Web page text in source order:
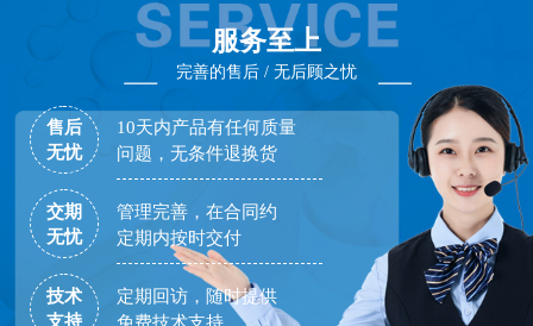
服务至上
完善的售后 / 无后顾之忧
售后
无忧
10天内产品有任何质量
问题，无条件退换货
交期
无忧
管理完善，在合同约
定期内按时交付
技术
支持
定期回访，随时提供
免费技术支持